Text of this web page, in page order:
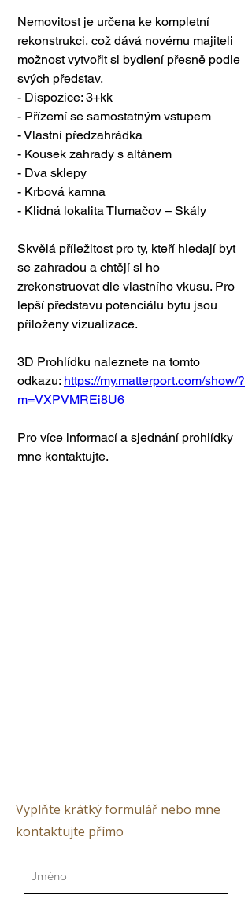
Nemovitost je určena ke kompletní
rekonstrukci, což dává novému majiteli
možnost vytvořit si bydlení přesně podle
svých představ.
- Dispozice: 3+kk
- Přízemí se samostatným vstupem
- Vlastní předzahrádka
- Kousek zahrady s altánem
- Dva sklepy
- Krbová kamna
- Klidná lokalita Tlumačov – Skály
Skvělá příležitost pro ty, kteří hledají byt
se zahradou a chtějí si ho
zrekonstruovat dle vlastního vkusu. Pro
lepší představu potenciálu bytu jsou
přiloženy vizualizace.
3D Prohlídku naleznete na tomto
odkazu: https://my.matterport.com/show/?
m=VXPVMREi8U6
Pro více informací a sjednání prohlídky
mne kontaktujte.
Vyplňte krátký formulář nebo mne
kontaktujte přímo